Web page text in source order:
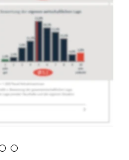
3 4